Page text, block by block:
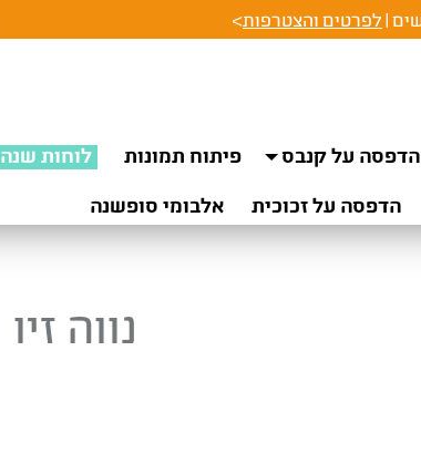
לפרטים והצטרפות>
הדפסה על קנבס פיתוח תמונות לוחות שנה
הדפסה על זכוכית אלבומי סופשנה
נווה זיו